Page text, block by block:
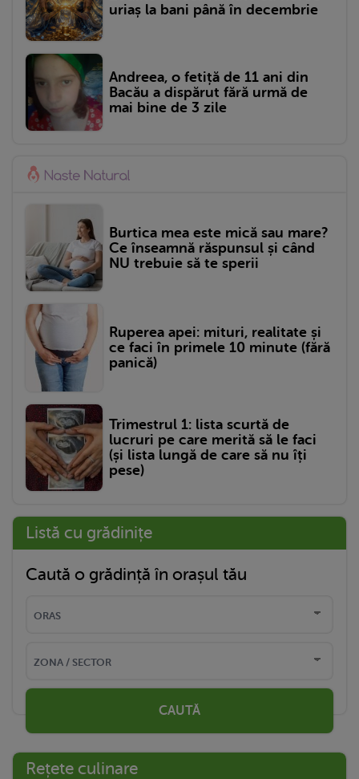
uriaș la bani până în decembrie
Andreea, o fetiță de 11 ani din
Bacău a dispărut fără urmă de
mai bine de 3 zile
Burtica mea este mică sau mare?
Ce înseamnă răspunsul și când
NU trebuie să te sperii
Ruperea apei: mituri, realitate și
ce faci în primele 10 minute (fără
panică)
Trimestrul 1: lista scurtă de
lucruri pe care merită să le faci
(și lista lungă de care să nu îți
pese)
Listă cu grădinițe
Caută o grădință în orașul tău
CAUTĂ
Rețete culinare